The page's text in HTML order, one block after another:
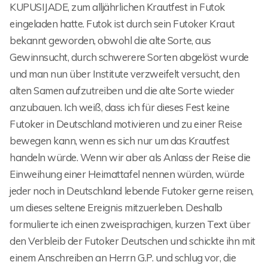
KUPUSIJADE, zum alljährlichen Krautfest in Futok
eingeladen hatte. Futok ist durch sein Futoker Kraut
bekannt geworden, obwohl die alte Sorte, aus
Gewinnsucht, durch schwerere Sorten abgelöst wurde
und man nun über Institute verzweifelt versucht, den
alten Samen aufzutreiben und die alte Sorte wieder
anzubauen. Ich weiß, dass ich für dieses Fest keine
Futoker in Deutschland motivieren und zu einer Reise
bewegen kann, wenn es sich nur um das Krautfest
handeln würde. Wenn wir aber als Anlass der Reise die
Einweihung einer Heimattafel nennen würden, würde
jeder noch in Deutschland lebende Futoker gerne reisen,
um dieses seltene Ereignis mitzuerleben. Deshalb
formulierte ich einen zweisprachigen, kurzen Text über
den Verbleib der Futoker Deutschen und schickte ihn mit
einem Anschreiben an Herrn G.P. und schlug vor, die